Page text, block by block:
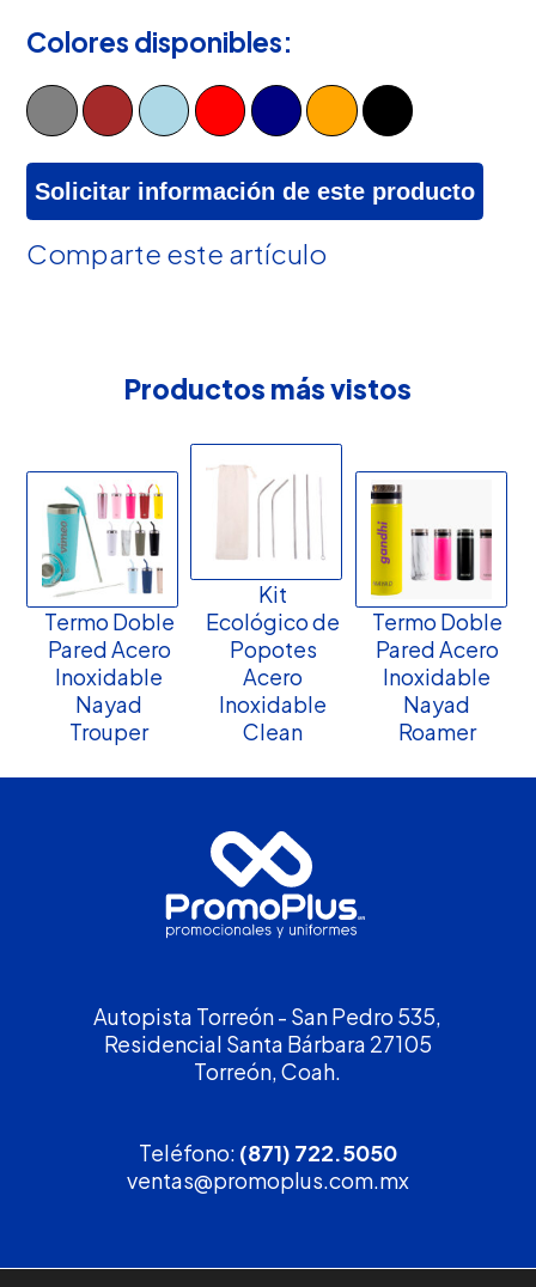
Colores disponibles:
Solicitar información de este producto
Comparte este artículo
Productos más vistos
Termo Doble
Pared Acero
Inoxidable
Nayad
Trouper
Kit
Ecológico de
Popotes
Acero
Inoxidable
Clean
Termo Doble
Pared Acero
Inoxidable
Nayad
Roamer
Autopista Torreón - San Pedro 535,
Residencial Santa Bárbara 27105
Torreón, Coah.
Teléfono: (871) 722.5050
ventas@promoplus.com.mx